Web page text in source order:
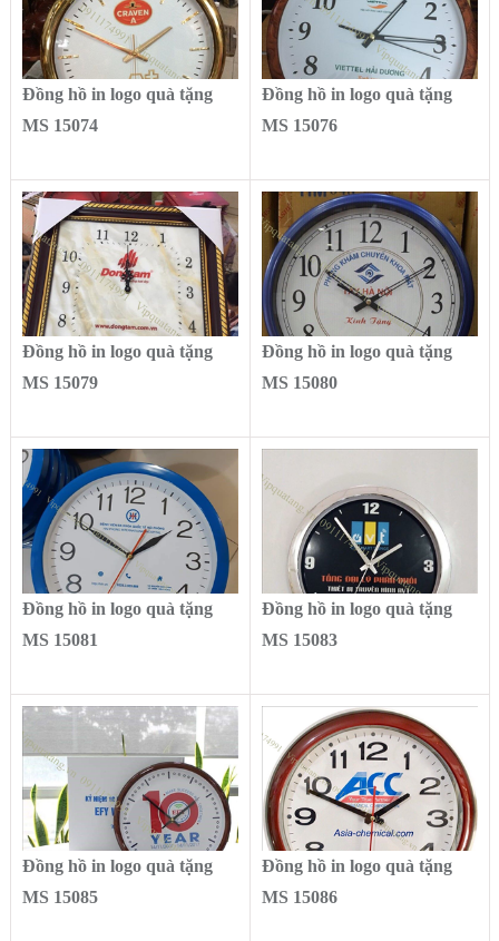
Đồng hồ in logo quà tặng
MS 15074
Đồng hồ in logo quà tặng
MS 15076
Đồng hồ in logo quà tặng
MS 15079
Đồng hồ in logo quà tặng
MS 15080
Đồng hồ in logo quà tặng
MS 15081
Đồng hồ in logo quà tặng
MS 15083
Đồng hồ in logo quà tặng
MS 15085
Đồng hồ in logo quà tặng
MS 15086